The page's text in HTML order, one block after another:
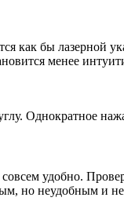
как бы лазерной
менее
Однократное
удобно.
но неудобным и